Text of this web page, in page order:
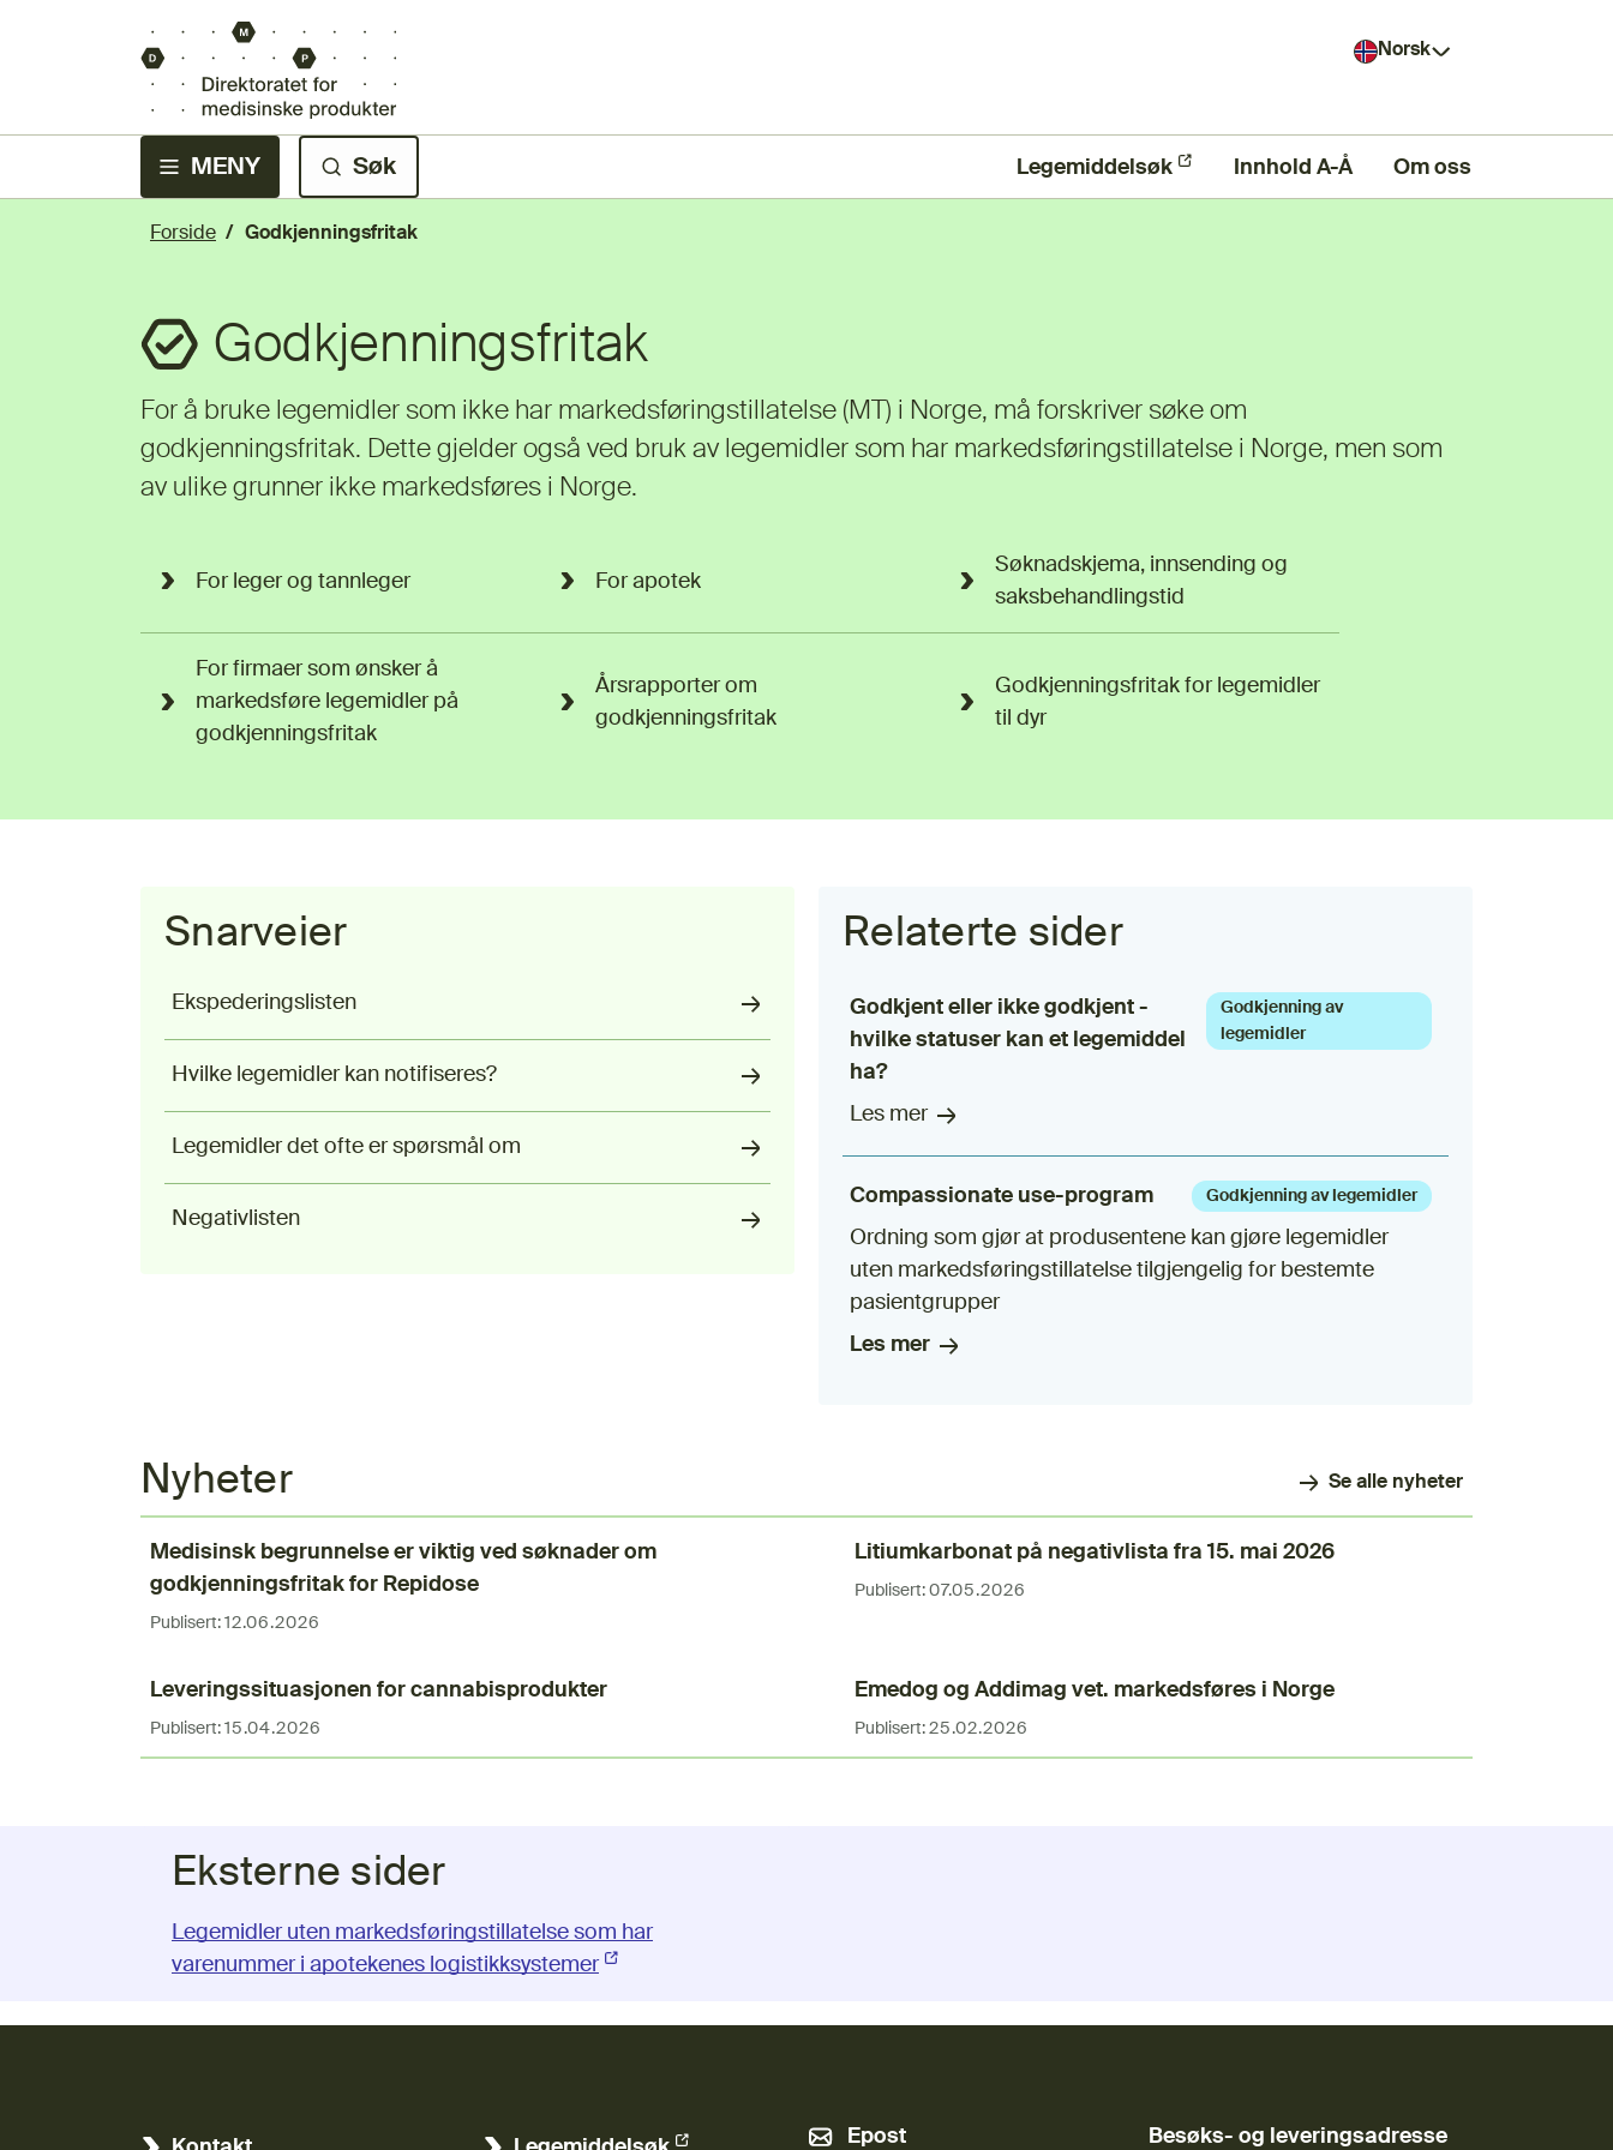
Norsk
MENY Søk Legemiddelsøk
(Ekstern lenke) Innhold A-Å Om oss
Forside Godkjenningsfritak
Godkjenningsfritak
For å bruke legemidler som ikke har markedsføringstillatelse (MT) i Norge, må forskriver søke om
godkjenningsfritak. Dette gjelder også ved bruk av legemidler som har markedsføringstillatelse i Norge, men som
av ulike grunner ikke markedsføres i Norge.
For leger og tannleger For apotek
Søknadskjema, innsending og
saksbehandlingstid
For firmaer som ønsker å
markedsføre legemidler på
godkjenningsfritak
Årsrapporter om
godkjenningsfritak
Godkjenningsfritak for legemidler
til dyr
Snarveier
Ekspederingslisten
Hvilke legemidler kan notifiseres?
Legemidler det ofte er spørsmål om
Negativlisten
Relaterte sider
Godkjent eller ikke godkjent -
hvilke statuser kan et legemiddel
ha?
Godkjenning av
legemidler
Les mer
Compassionate use-program Godkjenning av legemidler
Ordning som gjør at produsentene kan gjøre legemidler
uten markedsføringstillatelse tilgjengelig for bestemte
pasientgrupper
Les mer
Nyheter Se alle nyheter
Medisinsk begrunnelse er viktig ved søknader om
godkjenningsfritak for Repidose
Publisert: 12.06.2026
Litiumkarbonat på negativlista fra 15. mai 2026
Publisert: 07.05.2026
Leveringssituasjonen for cannabisprodukter
Publisert: 15.04.2026
Emedog og Addimag vet. markedsføres i Norge
Publisert: 25.02.2026
Eksterne sider
Legemidler uten markedsføringstillatelse som har
varenummer i apotekenes logistikksystemer(Ekstern lenke)
Epost Besøks- og leveringsadresse